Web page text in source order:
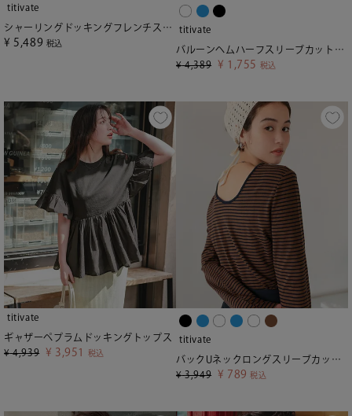
titivate
シャーリングドッキングフレンチスリーブカットソー
¥ 5,489 税込
titivate
バルーンヘムハーフスリーブカットソー
¥ 4,389 ¥ 1,755 税込
titivate
ギャザーペプラムドッキングトップス
¥ 4,939 ¥ 3,951 税込
titivate
バックUネックロングスリーブカットソー【メール便可／80】
¥ 3,949 ¥ 789 税込